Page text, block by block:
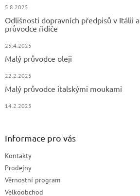
5.8.2025
Odlišnosti dopravních předpisů v Itálii
průvodce řidiče
25.4.2025
Malý průvodce oleji
22.2.2025
Malý průvodce italskými moukami
14.2.2025
Informace pro vás
Kontakty
Prodejny
Věrnostní program
Velkoobchod